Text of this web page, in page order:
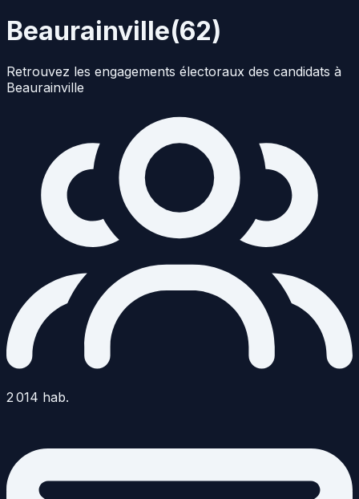
Beaurainville(62)
Retrouvez les engagements électoraux des candidats à
Beaurainville
2 014 hab.